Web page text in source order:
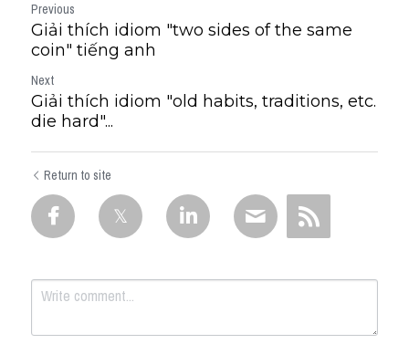
Previous
Giải thích idiom "two sides of the same
coin" tiếng anh
Next
Giải thích idiom "old habits, traditions, etc.
die hard"...
Return to site